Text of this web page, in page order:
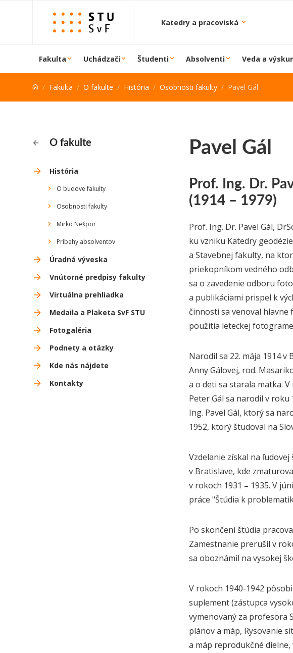
Prejsť na obsah
Katedry a pracoviská
Fakulta Uchádzači Študenti Absolventi Veda a
Fakulta O fakulte História Osobnosti fakulty Pavel Gál
O fakulte
História
O budove fakulty
Osobnosti fakulty
Mirko Nešpor
Príbehy absolventov
Úradná výveska
Vnútorné predpisy fakulty
Virtuálna prehliadka
Medaila a Plaketa SvF STU
Fotogaléria
Podnety a otázky
Kde nás nájdete
Kontakty
Pavel Gál
Prof. Ing. Dr.
(1914 – 1979)
Prof. Ing. Dr. Pavel Gál,
ku vzniku Katedry
a Stavebnej fakulty, na
priekopníkom vedného
sa o zavedenie odboru
a publikáciami prispel k
činnosti sa venoval
použitia leteckej
Narodil sa 22. mája 1914
Anny Gálovej, rod.
a o deti sa starala matka.
Peter Gál sa narodil v roku
Ing. Pavel Gál, ktorý sa
1952, ktorý študoval na
Vzdelanie získal na
v Bratislave, kde
v rokoch 1931 – 1935. V
práce "Štúdia k
Po skončení štúdia
Zamestnanie prerušil v
sa oboznámil na vysokej
V rokoch 1940-1942
suplement (zástupca
vymenovaný za profesora
plánov a máp, Rysovanie
a máp reprodukčné dielne,